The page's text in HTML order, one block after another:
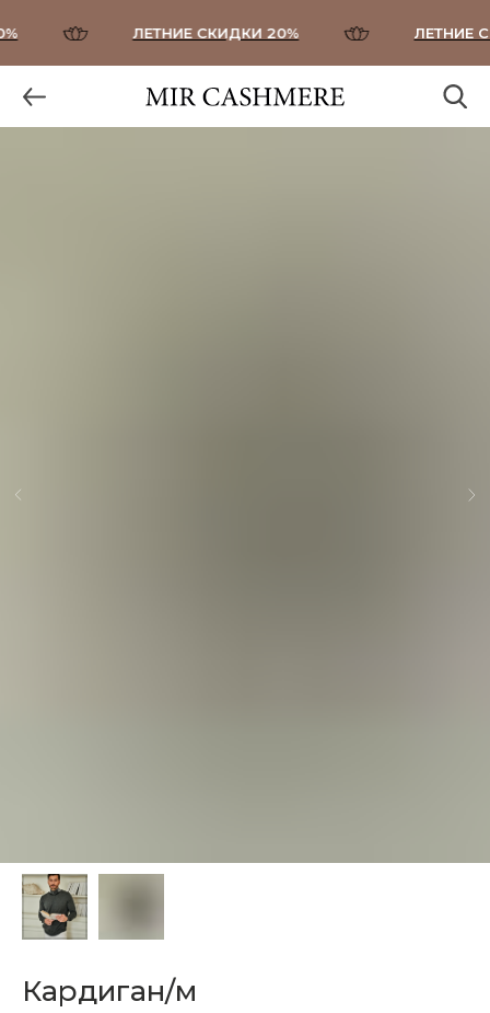
ЛЕТНИЕ СКИДКИ 20% ЛЕТНИЕ
Кардиган/м